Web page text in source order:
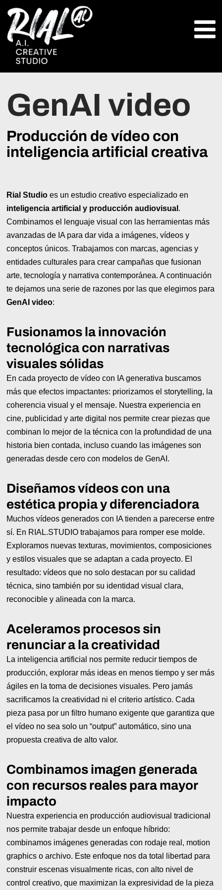
GenAI video
Producción de vídeo con
inteligencia artificial creativa
Rial Studio es un estudio creativo especializado en
inteligencia artificial y producción audiovisual .
Combinamos el lenguaje visual con las herramientas más
avanzadas de IA para dar vida a imágenes, vídeos y
conceptos únicos. Trabajamos con marcas, agencias y
entidades culturales para crear campañas que fusionan
arte, tecnología y narrativa contemporánea. A continuación
te dejamos una serie de razones por las que elegirnos para
GenAI video:
Fusionamos la innovación
tecnológica con narrativas
visuales sólidas
En cada proyecto de vídeo con IA generativa buscamos
más que efectos impactantes: priorizamos el storytelling, la
coherencia visual y el mensaje. Nuestra experiencia en
cine, publicidad y arte digital nos permite crear piezas que
combinan lo mejor de la técnica con la profundidad de una
historia bien contada, incluso cuando las imágenes son
generadas desde cero con modelos de GenAI.
Diseñamos vídeos con una
estética propia y diferenciadora
Muchos vídeos generados con IA tienden a parecerse entre
sí. En RIAL.STUDIO trabajamos para romper ese molde.
Exploramos nuevas texturas, movimientos, composiciones
y estilos visuales que se adaptan a cada proyecto. El
resultado: vídeos que no solo destacan por su calidad
técnica, sino también por su identidad visual clara,
reconocible y alineada con la marca.
Aceleramos procesos sin
renunciar a la creatividad
La inteligencia artificial nos permite reducir tiempos de
producción, explorar más ideas en menos tiempo y ser más
ágiles en la toma de decisiones visuales. Pero jamás
sacrificamos la creatividad ni el criterio artístico. Cada
pieza pasa por un filtro humano exigente que garantiza que
el vídeo no sea solo un “output” automático, sino una
propuesta creativa de alto valor.
Combinamos imagen generada
con recursos reales para mayor
impacto
Nuestra experiencia en producción audiovisual tradicional
nos permite trabajar desde un enfoque híbrido:
combinamos imágenes generadas con rodaje real, motion
graphics o archivo. Este enfoque nos da total libertad para
construir escenas visualmente ricas, con alto nivel de
control creativo, que maximizan la expresividad de la pieza